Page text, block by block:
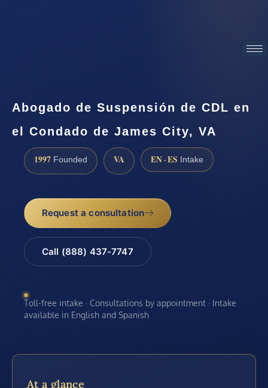
Abogado de Suspensión de CDL en
el Condado de James City, VA
1997 Founded VA EN · ES Intake
Request a consultation
Call (888) 437-7747
Toll-free intake · Consultations by appointment · Intake
available in English and Spanish
At a glance